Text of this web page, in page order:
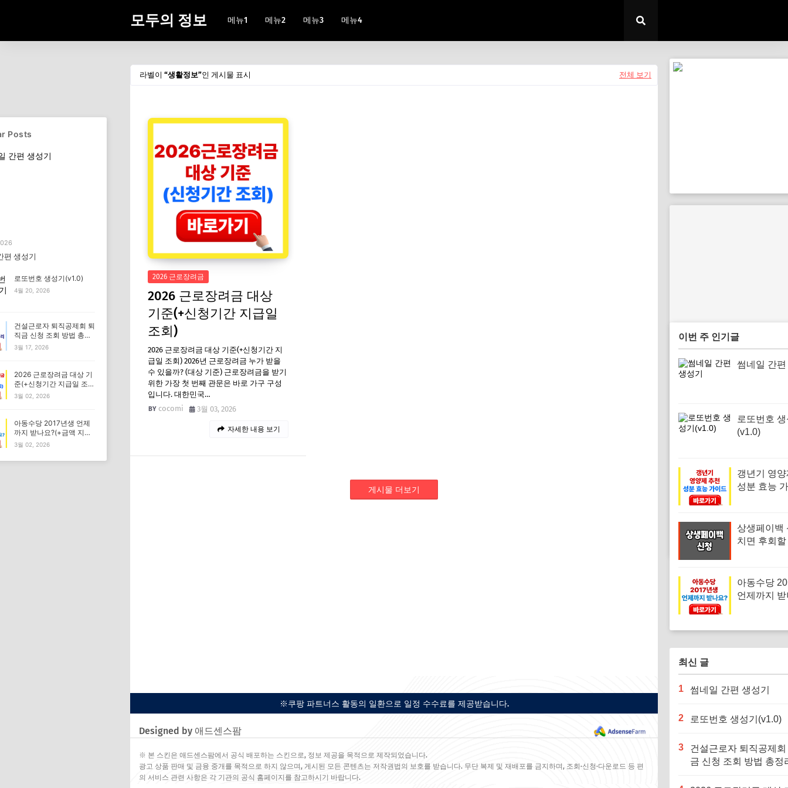
모두의 정보 메뉴1 메뉴2 메뉴3 메뉴4
라벨이 생활정보 인 게시물 표시 전체 보기
2026 근로장려금
2026 근로장려금 대상
기준(+신청기간 지급일
조회)
2026 근로장려금 대상 기준(+신청기간 지
급일 조회) 2026년 근로장려금 누가 받을
수 있을까? (대상 기준) 근로장려금을 받기
위한 가장 첫 번째 관문은 바로 가구 구성
입니다. 대한민국…
cocomi
3월 03, 2026
자세한 내용 보기
게시물 더보기
※쿠팡 파트너스 활동의 일환으로 일정 수수료를 제공받습니다.
Designed by 애드센스팜
※ 본 스킨은 애드센스팜에서 공식 배포하는 스킨으로, 정보 제공을 목적으로 제작되었습니다.
광고 상품 판매 및 금융 중개를 목적으로 하지 않으며, 게시된 모든 콘텐츠는 저작권법의 보호를 받습니다. 무단 복제 및 재배포를 금지하며, 조회·신청·다운로드 등 편
의 서비스 관련 사항은 각 기관의 공식 홈페이지를 참고하시기 바랍니다.
이번 주 인기글
썸네일 간
로또번호
(v1.0)
갱년기 영
성분 효능
상생페이백
치면 후회
아동수당
언제까지
최신 글
1 썸네일 간편 생성기
2 로또번호 생성기(v1.0)
3
건설근로자 퇴직공제
금 신청 조회 방법 총정
Posts
편 생성기
로또번호 생성기(v1.0)
4월 20, 2026
건설근로자 퇴직공제회 퇴
직금 신청 조회 방법 총정
리
3월 17, 2026
2026 근로장려금 대상 기
준(+신청기간 지급일 조
회)
3월 02, 2026
아동수당 2017년생 언제
까지 받나요?(+금액 지급
일 증여 신청)
3월 02, 2026